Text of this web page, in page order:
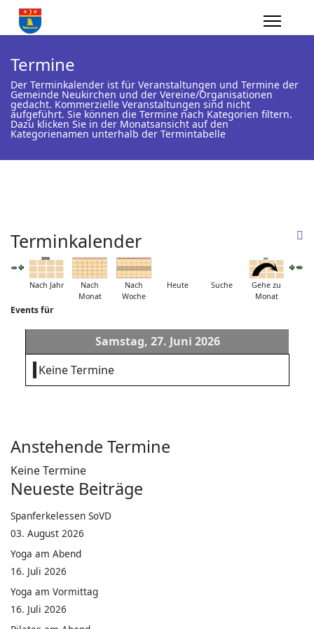
Termine
Der Terminkalender ist für Veranstaltungen und Termine der
Gemeinde Neukirchen und der Vereine/Organisationen
gedacht. Kommerzielle Veranstaltungen sind nicht
aufgeführt. Sie können die Termine nach Kategorien filtern.
Dazu klicken Sie in der Monatsansicht auf den
Kategorienamen unterhalb der Termintabelle
Terminkalender
Nach Jahr
Nach
Monat
Nach
Woche
Heute Suche
Gehe zu
Monat
Events für
Samstag, 27. Juni 2026
Keine Termine
Anstehende Termine
Keine Termine
Neueste Beiträge
Spanferkelessen SoVD
03. August 2026
Yoga am Abend
16. Juli 2026
Yoga am Vormittag
16. Juli 2026